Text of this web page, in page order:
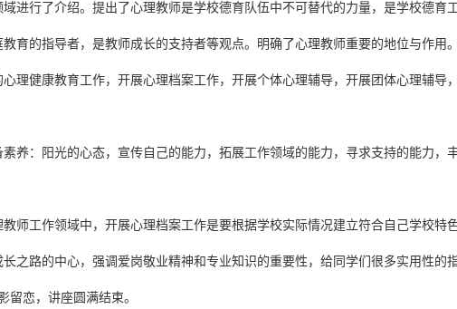
进行了介绍。提出了心理教师是学校德育队伍中不可替代的力量，是学校德育
育的指导者，是教师成长的支持者等观点。明确了心理教师重要的地位与作用
理健康教育工作，开展心理档案工作，开展个体心理辅导，开展团体心理辅导
养：阳光的心态，宣传自己的能力，拓展工作领域的能力，寻求支持的能力，
师工作领域中，开展心理档案工作是要根据学校实际情况建立符合自己学校特
之路的中心，强调爱岗敬业精神和专业知识的重要性，给同学们很多实用性的指
留恋，讲座圆满结束。